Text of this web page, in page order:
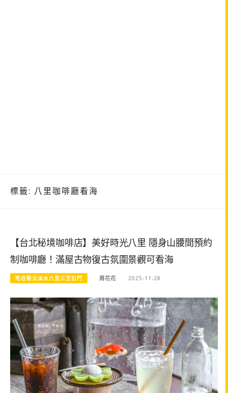
標籤: 八里咖啡廳看海
【台北秘境咖啡店】美好時光八里 隱身山腰間預約
制咖啡廳！滿屋古物復古氛圍景觀可看海
吃在新北淡水八里三芝石門 周花花 2025-11-28